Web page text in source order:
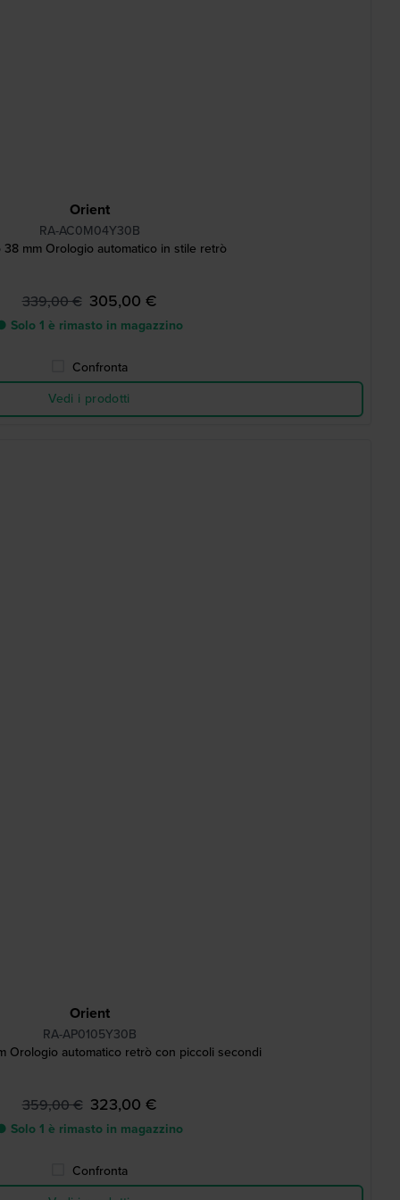
Orient
RA-AC0M04Y30B
38 mm Orologio automatico in stile retrò
339,00 € 305,00 €
Solo 1 è rimasto in magazzino
Confronta
Vedi i prodotti
Orient
RA-AP0105Y30B
Orologio automatico retrò con piccoli secondi
359,00 € 323,00 €
Solo 1 è rimasto in magazzino
Confronta